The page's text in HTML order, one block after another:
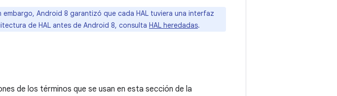
embargo, Android 8 garantizó que cada HAL tuviera una interfaz
de HAL antes de Android 8, consulta HAL heredadas.
de los términos que se usan en esta sección de la